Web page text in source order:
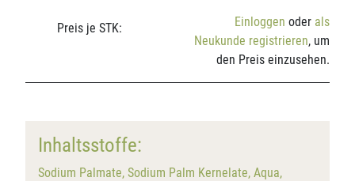
Preis je STK: Einloggen oder als
Neukunde registrieren, um
den Preis einzusehen.
Inhaltsstoffe:
Sodium Palmate, Sodium Palm Kernelate, Aqua,